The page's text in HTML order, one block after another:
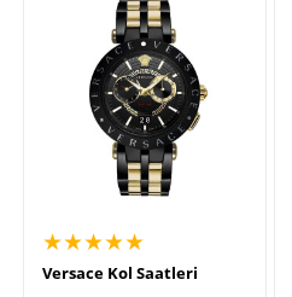
★★★★★
Versace Kol Saatleri